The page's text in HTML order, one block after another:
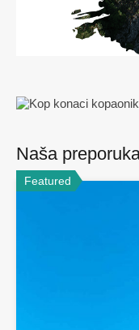
Naša
Featured